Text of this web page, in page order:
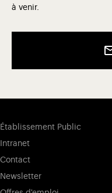
à venir.
Établissement Public
Intranet
Contact
Newsletter